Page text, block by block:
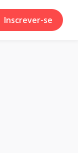
Inscrever-se